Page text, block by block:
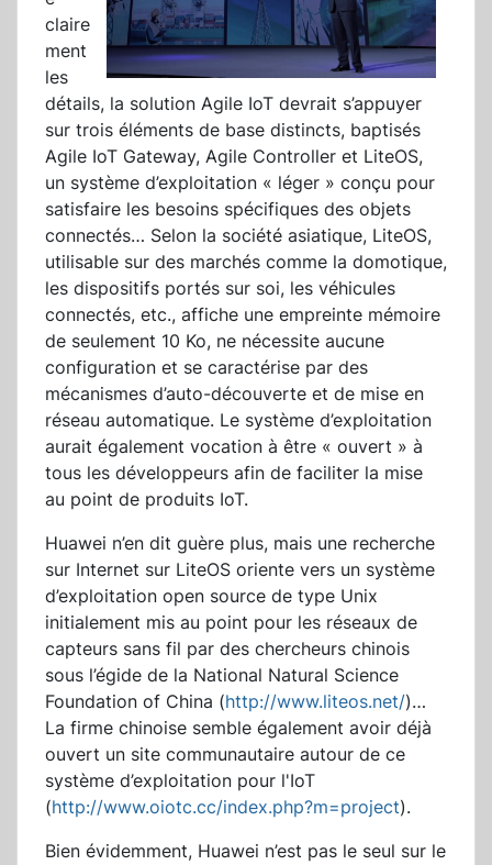
claire
ment
les
détails, la solution Agile IoT devrait s’appuyer
sur trois éléments de base distincts, baptisés
Agile IoT Gateway, Agile Controller et LiteOS,
un système d’exploitation « léger » conçu pour
satisfaire les besoins spécifiques des objets
connectés… Selon la société asiatique, LiteOS,
utilisable sur des marchés comme la domotique,
les dispositifs portés sur soi, les véhicules
connectés, etc., affiche une empreinte mémoire
de seulement 10 Ko, ne nécessite aucune
configuration et se caractérise par des
mécanismes d’auto-découverte et de mise en
réseau automatique. Le système d’exploitation
aurait également vocation à être « ouvert » à
tous les développeurs afin de faciliter la mise
au point de produits IoT.
Huawei n’en dit guère plus, mais une recherche
sur Internet sur LiteOS oriente vers un système
d’exploitation open source de type Unix
initialement mis au point pour les réseaux de
capteurs sans fil par des chercheurs chinois
sous l’égide de la National Natural Science
Foundation of China (http://www.liteos.net/)…
La firme chinoise semble également avoir déjà
ouvert un site communautaire autour de ce
système d’exploitation pour l'IoT
(http://www.oiotc.cc/index.php?m=project).
Bien évidemment, Huawei n’est pas le seul sur le